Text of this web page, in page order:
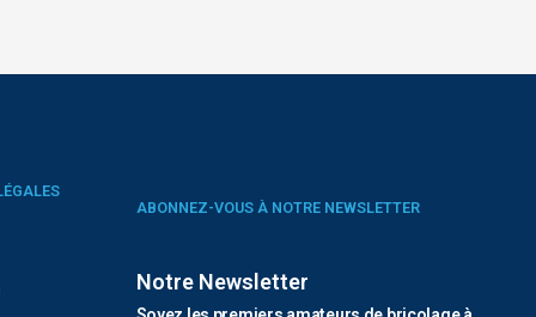
ABONNEZ-VOUS À NOTRE NEWSLETTER
Notre Newsletter